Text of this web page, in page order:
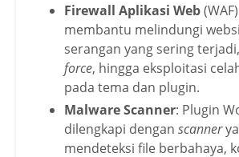
Firewall Aplikasi Web
membantu melindungi
serangan yang sering
force, hingga eksploitasi
pada tema dan plugin.
Malware Scanner: Plugin
dilengkapi dengan scanner
mendeteksi file berbahaya,